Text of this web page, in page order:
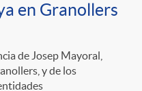
en Granollers
de Josep Mayoral,
y de los